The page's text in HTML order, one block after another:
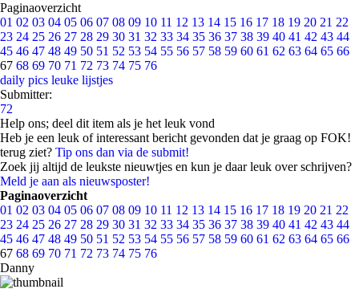
Paginaoverzicht
01 02 03 04 05 06 07 08 09 10 11 12 13 14 15 16 17 18 19 20 21 22
23 24 25 26 27 28 29 30 31 32 33 34 35 36 37 38 39 40 41 42 43 44
45 46 47 48 49 50 51 52 53 54 55 56 57 58 59 60 61 62 63 64 65 66
67 68 69 70 71 72 73 74 75 76
daily pics leuke lijstjes
Submitter:
72
Help ons; deel dit item als je het leuk vond
Heb je een leuk of interessant bericht gevonden dat je graag op FOK!
terug ziet? Tip ons dan via de submit!
Zoek jij altijd de leukste nieuwtjes en kun je daar leuk over schrijven?
Meld je aan als nieuwsposter!
Paginaoverzicht
01 02 03 04 05 06 07 08 09 10 11 12 13 14 15 16 17 18 19 20 21 22
23 24 25 26 27 28 29 30 31 32 33 34 35 36 37 38 39 40 41 42 43 44
45 46 47 48 49 50 51 52 53 54 55 56 57 58 59 60 61 62 63 64 65 66
67 68 69 70 71 72 73 74 75 76
Danny